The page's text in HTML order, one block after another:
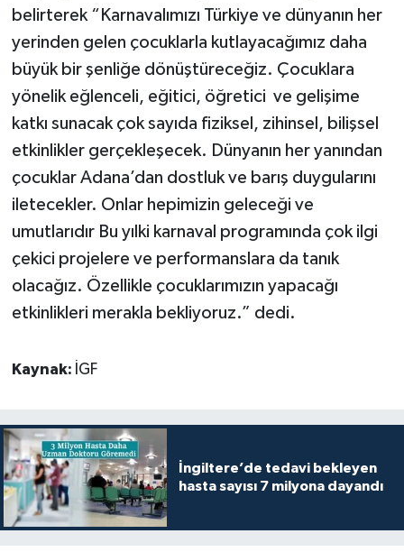
belirterek “Karnavalımızı Türkiye ve dünyanın her
yerinden gelen çocuklarla kutlayacağımız daha
büyük bir şenliğe dönüştüreceğiz. Çocuklara
yönelik eğlenceli, eğitici, öğretici ve gelişime
katkı sunacak çok sayıda fiziksel, zihinsel, bilişsel
etkinlikler gerçekleşecek. Dünyanın her yanından
çocuklar Adana’dan dostluk ve barış duygularını
iletecekler. Onlar hepimizin geleceği ve
umutlarıdır Bu yılki karnaval programında çok ilgi
çekici projelere ve performanslara da tanık
olacağız. Özellikle çocuklarımızın yapacağı
etkinlikleri merakla bekliyoruz.” dedi.
Kaynak: İGF
İngiltere’de tedavi bekleyen
hasta sayısı 7 milyona dayandı